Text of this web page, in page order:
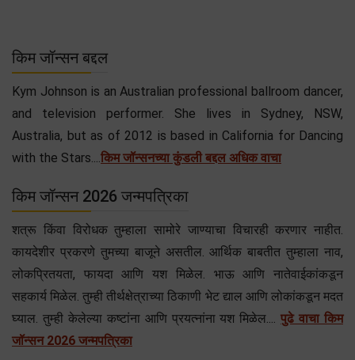
किम जॉन्सन बद्दल
Kym Johnson is an Australian professional ballroom dancer,
and television performer. She lives in Sydney, NSW,
Australia, but as of 2012 is based in California for Dancing
with the Stars....किम जॉन्सनच्या कुंडली बद्दल अधिक वाचा
किम जॉन्सन 2026 जन्मपत्रिका
शत्रू किंवा विरोधक तुम्हाला सामोरे जाण्याचा विचारही करणार नाहीत.
कायदेशीर प्रकरणे तुमच्या बाजूने असतील. आर्थिक बाबतीत तुम्हाला नाव,
लोकप्रितयता, फायदा आणि यश मिळेल. भाऊ आणि नातेवाईकांकडून
सहकार्य मिळेल. तुम्ही तीर्थक्षेत्राच्या ठिकाणी भेट द्याल आणि लोकांकडून मदत
घ्याल. तुम्ही केलेल्या कष्टांना आणि प्रयत्नांना यश मिळेल....पुढे वाचा किम
जॉन्सन 2026 जन्मपत्रिका